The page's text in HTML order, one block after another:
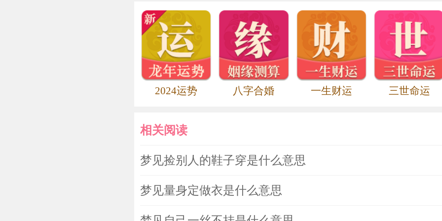
2024运势 八字合婚 一生财运 三世命运
相关阅读
梦见捡别人的鞋子穿是什么意思
梦见量身定做衣是什么意思